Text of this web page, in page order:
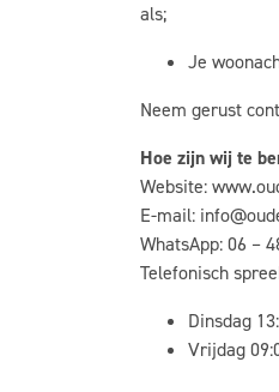
als;
Je
Neem gerust
Hoe zijn wij te
Website:
E-mail:
WhatsApp: 06 –
Telefonisch
Dinsdag
Vrijdag